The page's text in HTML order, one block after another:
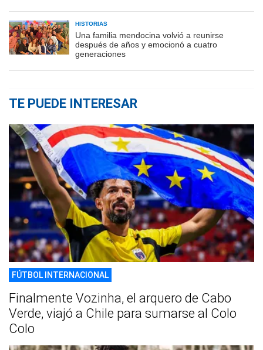
HISTORIAS
Una familia mendocina volvió a reunirse
después de años y emocionó a cuatro
generaciones
TE PUEDE INTERESAR
FÚTBOL INTERNACIONAL
Finalmente Vozinha, el arquero de Cabo
Verde, viajó a Chile para sumarse al Colo
Colo